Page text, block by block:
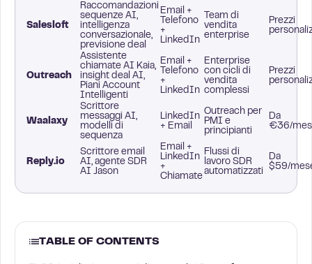
Salesloft
Raccomandazioni
sequenze AI,
intelligenza
conversazionale,
previsione deal
Email +
Telefono
+
LinkedIn
Team di
vendita
enterprise
Prezzi
Outreach
Assistente
chiamate AI Kaia,
insight deal AI,
Piani Account
Intelligenti
Email +
Telefono
+
LinkedIn
Enterprise
con cicli di
vendita
complessi
Prezzi
Waalaxy
Scrittore
messaggi AI,
modelli di
sequenza
LinkedIn
+ Email
Outreach per
PMI e
principianti
Da
€36/
Reply.io
Scrittore email
AI, agente SDR
AI Jason
Email +
LinkedIn
+
Chiamate
Flussi di
lavoro SDR
automatizzati
Da
$59/
TABLE OF CONTENTS